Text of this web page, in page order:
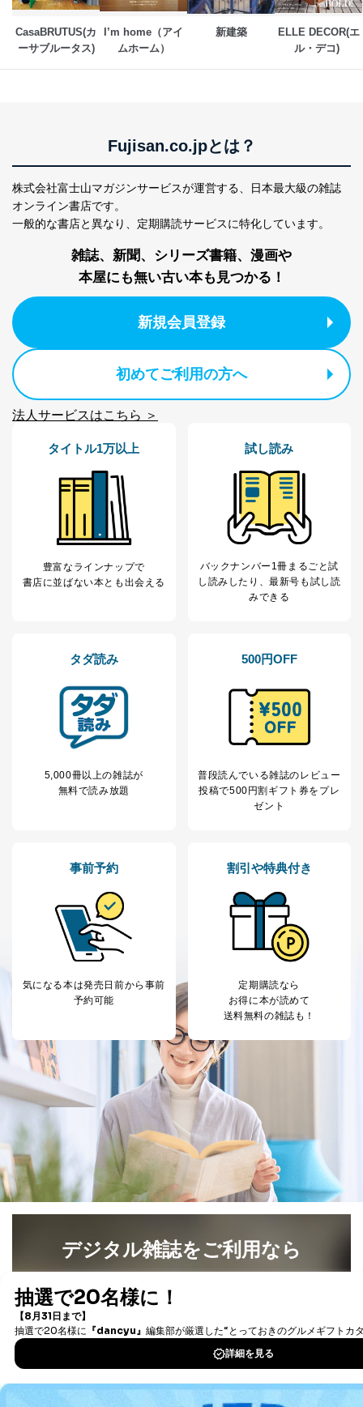
ません。ただし、次の場合は除きます。
法令に基づく場合
人の生命､身体または財産の保護のために必要がある
場合であって、本人の同意を得ることが困難であると
国の機関もしくは地方公共団体またはその委託を受け
により当該事務の遂行に支障を及ぼすおそれがあると
き。
上記２．の利用目的を実施するために守秘義務を結ん
託・提供する場合、その業務に必要な範囲で委託・提
供先企業に個人情報を開示することがあります。
委託・提供先企業は具体的には以下のような企業です
が、これらに限りません。
委託先：カスタマーサポート支援会社 、クレジッ
トカード決済などの決済代行・料金回収会社、広
店など商品の供給者、梱包会社、配送会社、新聞
４．開示対象個人情報の「開示」「訂正」等の請求につ
当社は、本人から、開示対象個人情報について利用目的
の通知を求められた場合には、遅滞なくこれに応じま
す。ただし、以下①～④のいずれかに該当する場合は、
利用目的の通知を行なうことはできません。そのとき
は、本人に遅滞無くその旨を通知するとともに、理由を
説明させていただきます。
①利用目的を本人に通知し、又は公表することによって
本人又は第三者の生命、身体、財産その他の権利利益を
③国の機関又は地方公共団体が法令の定める事務を遂行
用目的を本人に通知し、又は公表することによって当該
事務の遂行に支障を及ぼすおそれがあるとき
④開示対象個人情報の利用目的が明らかな場合
たはその代理人からの利用目的の通知、開示、変更等
（内容の訂正、追加または削除）、利用停止等（「利用
の停止または消去」「第三者への提供の停止」）の求め
す。マイページをご利用いただけない方、その他の方に
ただいた個人情報のうち、市町村などの名称および郵便
番号、金融機関の名称あるいはクレジットカードの有効
期限など、商品のお届けやご請求を行う上で支障がある
情報に変更があった場合には、当社が登録情報を変更さ
せていただく場合があります。
A.開示等の求めの申し出先、提出していただく書面等
開示等の求めは、電話又は電子メールにて下記までお申
し付けください。開示等の求めに際して提出していただ
く書面等については、その際にご案内いたします。
■電話による場合
TEL:0570-200-223
株式会社富士山マガジンサービス 個人情報問い合わせ
係
受付時間：10:00～17:00（土、日、祝、年末年始休業）
■電子メールによる場合
e-mail：
cs@fujisan.co.jp
B.開示等の対応に際して、以下記載の項目のうち2項目
以上での本人確認を実施させていただきます。
号、顧客番号、メールアドレス
商品を購入された法人のお客様：氏名、会社名、部署
名、会社住所、電話番号、顧客番号、メールアドレス
採用に応募された方：氏名、住所、所属学校（会社）
名
お取引先様：会社名、部署名、氏名、住所
株主様：氏名、住所、（会社名）
開示等のご請求をすることについて代理人に委任する場
CasaBRUTUS(カ
ーサブルータス)
I’m home（アイ
ムホーム）
新建築
ELLE DECOR(エ
Fujisan.co.jpとは？
株式会社富士山マガジンサービスが運営する、
日本最大級の雑誌
オンライン書店です。
一般的な書店と異なり、 定期購読サービスに特化しています。
雑誌、新聞、シリーズ書籍、漫画や
本屋にも無い古い本も見つかる！
新規会員登録
初めてご利用の方へ
法人サービスはこちら ＞
タイトル1万以上
豊富なラインナップで
書店に並ばない本とも出会える
試し読み
バックナンバー1冊まるごと試
し読み したり、最新号も試し読
みできる
タダ読み
5,000冊以上の雑誌が
無料で読み放題
500円OFF
普段読んでいる雑誌のレビュー
投稿で500円割ギフト券をプレ
ゼント
事前予約
気になる本は発売日前から事前
予約可能
割引や特典付き
定期購読なら
お得に本が読めて
送料無料の雑誌も！
デジタル雑誌をご利用なら
書籍）が無料で読み放題！
DOWNLOAD FOR IOS
DOWNLOAD FOR ANDROID